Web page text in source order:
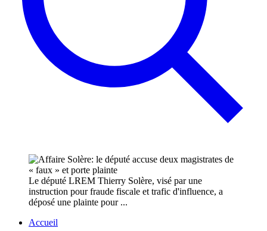
Le député LREM Thierry Solère, visé par une
instruction pour fraude fiscale et trafic d'influence, a
déposé une plainte pour ...
Accueil